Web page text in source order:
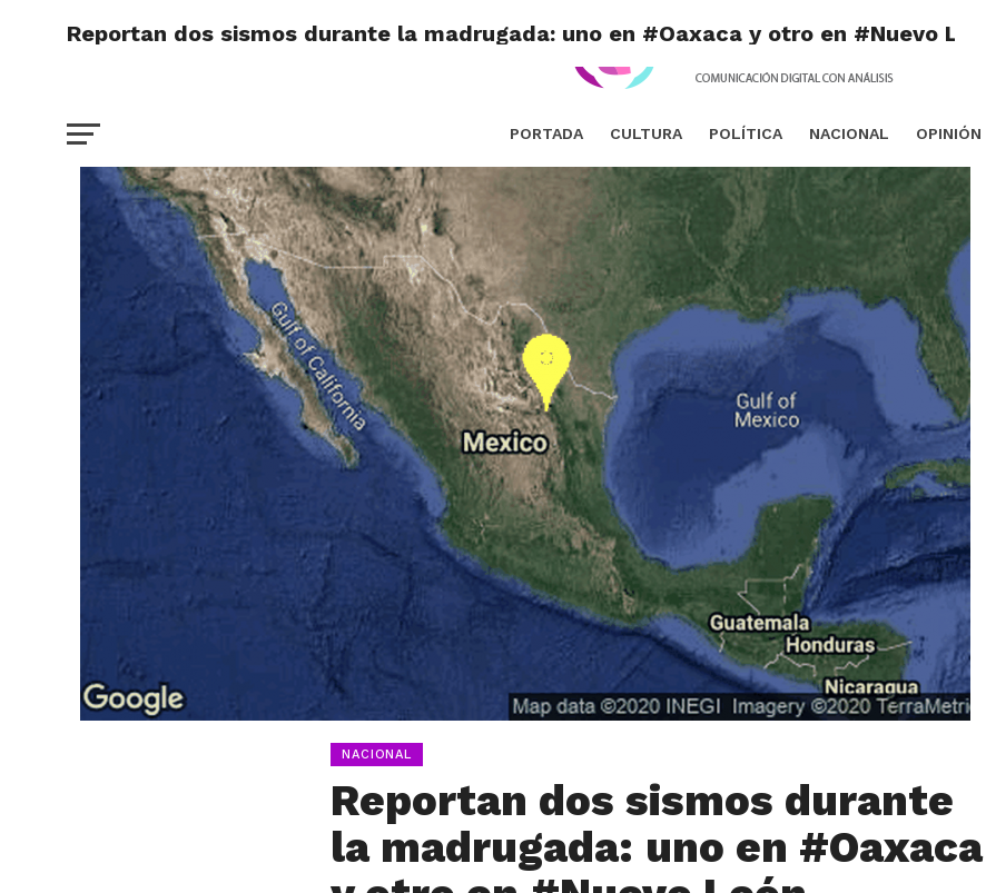
PORTADA CULTURA POLÍTICA NACIONAL OPINIÓN
Reportan dos sismos durante la madrugada: uno en #Oaxaca y otro en #Nuevo León
NACIONAL
Reportan dos sismos durante
la madrugada: uno en #Oaxaca